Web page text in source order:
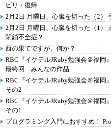
ビリ・復帰
2月2日 月曜日、心臓を切った（2）
2月2日 月曜日、心臓を切った（1）
閉鎖不全症？
西の果てですが、何か？
RBC『イケテルJRuby勉強会＠福岡
最終回 みんなの作品
RBC『イケテルJRuby勉強会＠福岡
その2
RBC『イケテルJRuby勉強会＠福岡
その1
プログラミング入門におすすめ！